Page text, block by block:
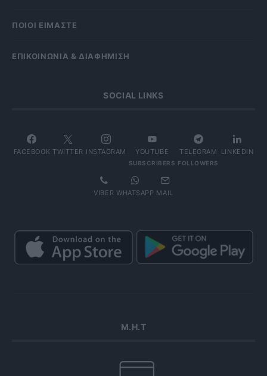
ΠΟΙΟΙ ΕΙΜΑΣΤΕ
ΕΠΙΚΟΙΝΩΝΙΑ & ΔΙΑΦΗΜΙΣΗ
SOCIAL LINKS
FACEBOOK TWITTER INSTAGRAM YOUTUBE
SUBSCRIBERS
TELEGRAM
FOLLOWERS
LINKEDIN
VIBER WHATSAPP MAIL
Μ.Η.Τ